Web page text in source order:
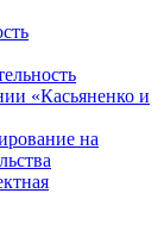
«Касьяненко и
на